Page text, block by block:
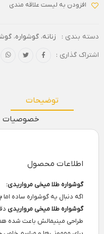
افزودن به لیست علاقه مندی
دسته بندی : زنانه، گوشواره،
اشتراک گذاری :
توضیحات
خصوصیات
اطلاعات محصول
گوشواره طلا میخی مرواریدی:
اگه دنبال یه گوشواره ساده اما
گوشواره طلا میخی مرواریدی
طراحی مینیمالش باعث شده هم